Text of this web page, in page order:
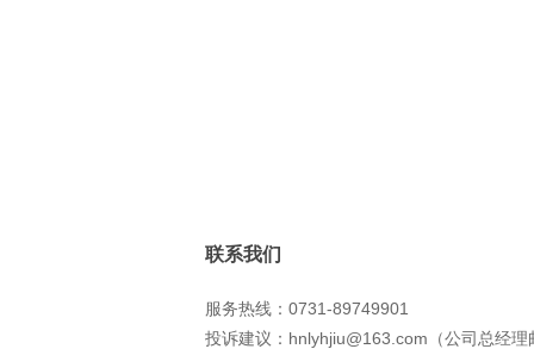
联系我们
服务热线：0731-89749901
投诉建议：hnlyhjiu@163.com（公司总经理